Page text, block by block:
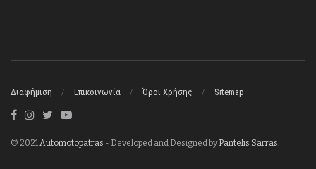
Διαφήμιση Επικοινωνία Όροι Χρήσης Sitemap
© 2021Automotopatras - Developed and Designed byPantelis Sarras.